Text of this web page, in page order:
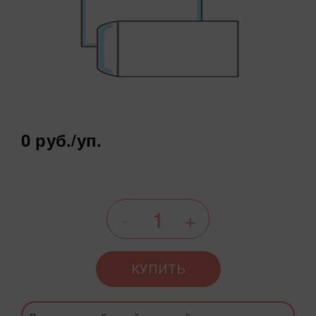
0 руб./уп.
КУПИТЬ